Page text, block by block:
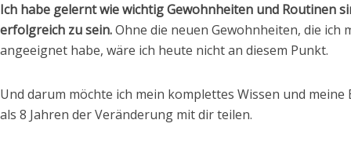
Ich habe gelernt wie wichtig Gewohnheiten und Routinen
erfolgreich zu sein.Ohne die neuen Gewohnheiten, die ich
angeeignet habe, wäre ich heute nicht an diesem Punkt.
Und darum möchte ich mein komplettes Wissen und
als 8 Jahren der Veränderung mit dir teilen.